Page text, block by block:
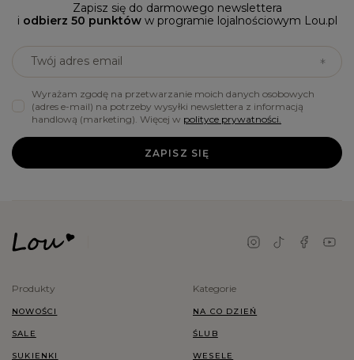
Zapisz się do darmowego newslettera
i odbierz 50 punktóww programie lojalnościowym Lou.pl
Twój adres email
Wyrażam zgodę na przetwarzanie moich danych osobowych
(adres e-mail) na potrzeby wysyłki newslettera z informacją
handlową (marketing). Więcej w polityce prywatności.
ZAPISZ SIĘ
Produkty
NOWOŚCI
SALE
SUKIENKI
Kategorie
NA CO DZIEŃ
ŚLUB
WESELE